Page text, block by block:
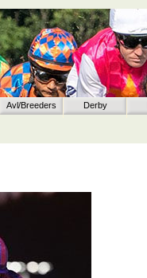
Avl/Breeders Derby